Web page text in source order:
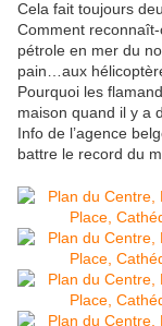
Cela fait toujours
Comment
pétrole en mer du
pain…aux
Pourquoi les
maison quand il y a
Info de l’agence
battre le record du